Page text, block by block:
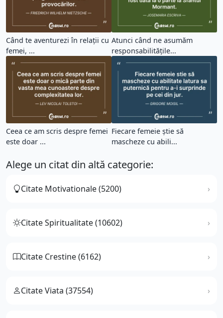
Când te aventurezi în relații cu
femei, ...
Atunci când ne asumăm
responsabilitățile...
Ceea ce am scris despre femei
este doar ...
Fiecare femeie știe să
mascheze cu abili...
Alege un citat din altă categorie:
Citate Motivationale (5200)
Citate Spiritualitate (10602)
Citate Crestine (6162)
Citate Viata (37554)